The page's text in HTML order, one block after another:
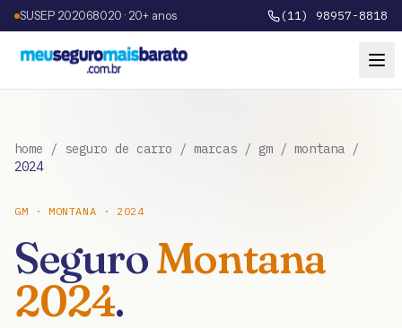
SUSEP 202068020 · 20+ anos (11) 98957-8818
home / seguro de carro / marcas / gm / montana /
2024
GM ·MONTANA · 2024
SeguroMontana
2024.